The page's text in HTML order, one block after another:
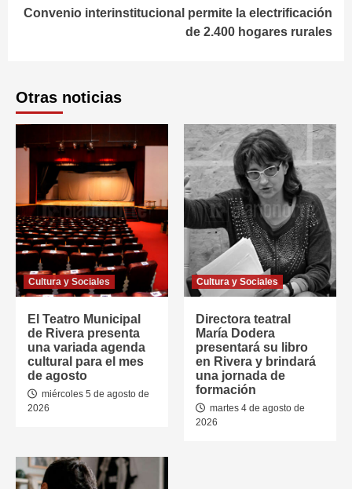
Convenio interinstitucional permite la electrificación
de 2.400 hogares rurales
Otras noticias
Cultura y Sociales
El Teatro Municipal
de Rivera presenta
una variada agenda
cultural para el mes
de agosto
miércoles 5 de agosto de
2026
Cultura y Sociales
Directora teatral
María Dodera
presentará su libro
en Rivera y brindará
una jornada de
formación
martes 4 de agosto de
2026